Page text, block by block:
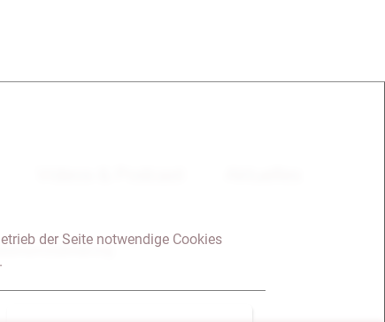
der Seite notwendige Cookies